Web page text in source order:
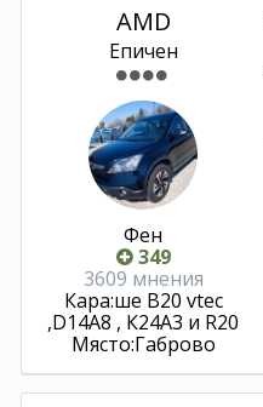
AMD
Епичен
Фен
349
3609 мнения
Кара:ше В20 vtec
,D14A8 , К24А3 и R20
Място:Габрово